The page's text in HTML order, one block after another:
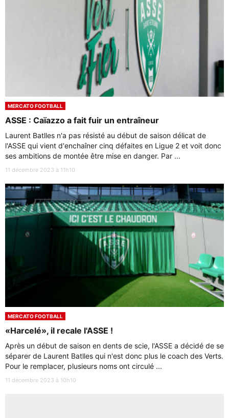
MERCATO FOOTBALL
ASSE : Caïazzo a fait fuir un entraîneur
Laurent Batlles n'a pas résisté au début de saison délicat de
l'ASSE qui vient d'enchaîner cinq défaites en Ligue 2 et voit donc
ses ambitions de montée être mise en danger. Par ...
11 décembre 2023 à 11h10
MERCATO FOOTBALL
«Harcelé», il recale l'ASSE !
Après un début de saison en dents de scie, l'ASSE a décidé de se
séparer de Laurent Batlles qui n'est donc plus le coach des Verts.
Pour le remplacer, plusieurs noms ont circulé ...
11 décembre 2023 à 10h10